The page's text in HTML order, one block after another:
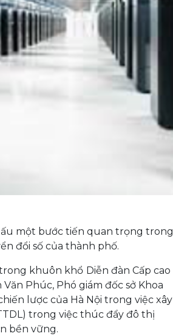
một bước tiến quan trọng trong
đổi số của thành phố.
trong khuôn khổ Diễn đàn Cấp cao
Phúc, Phó giám đốc sở Khoa
lược của Hà Nội trong việc xây
trong việc thúc đẩy đô thị
bền vững.